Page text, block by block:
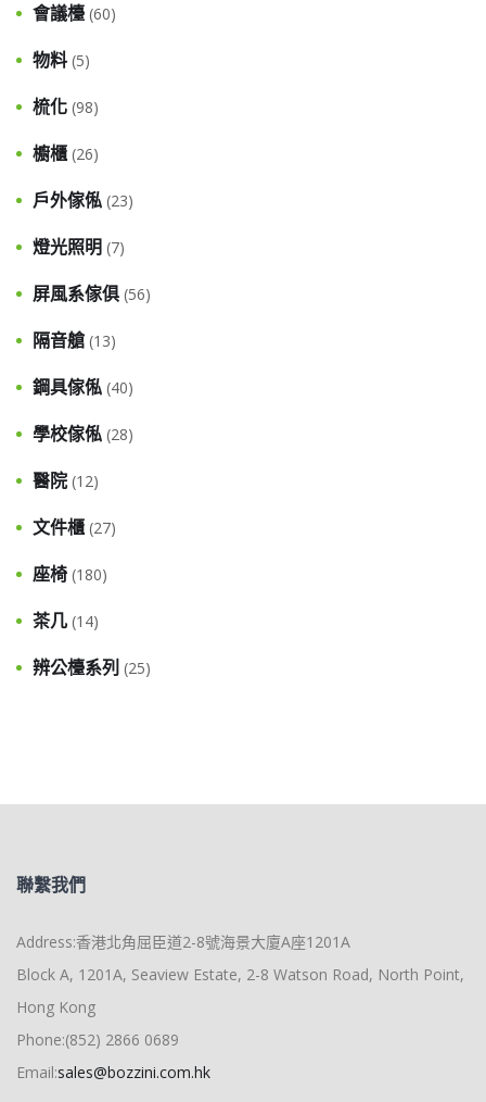
會議檯 (60)
物料 (5)
梳化 (98)
櫥櫃 (26)
戶外傢俬 (23)
燈光照明 (7)
屏風系傢俱 (56)
隔音艙 (13)
鋼具傢俬 (40)
學校傢俬 (28)
醫院 (12)
文件櫃 (27)
座椅 (180)
茶几 (14)
辨公檯系列 (25)
聯繫我們
Address:香港北角屈臣道2-8號海景大廈A座1201A
Block A, 1201A, Seaview Estate, 2-8 Watson Road, North Point,
Hong Kong
Phone:(852) 2866 0689
Email:sales@bozzini.com.hk